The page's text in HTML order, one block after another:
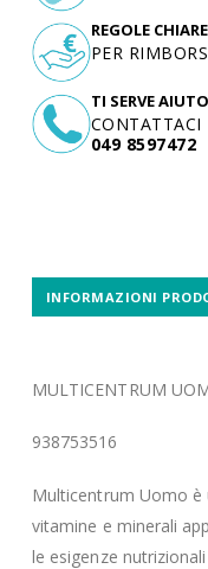
TI SERVE
CONTATTACI
049 8597472
REGOLE CHIARE
PER
INFORMAZIONI
MULTICENTRUM
938753516
Multicentrum Uomo è
vitamine e minerali
le esigenze